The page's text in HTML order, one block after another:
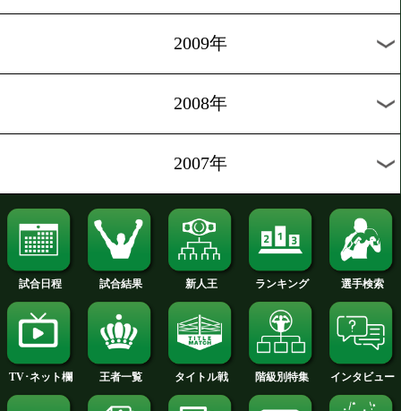
2018年
2017年
2016年
2015年
2014年